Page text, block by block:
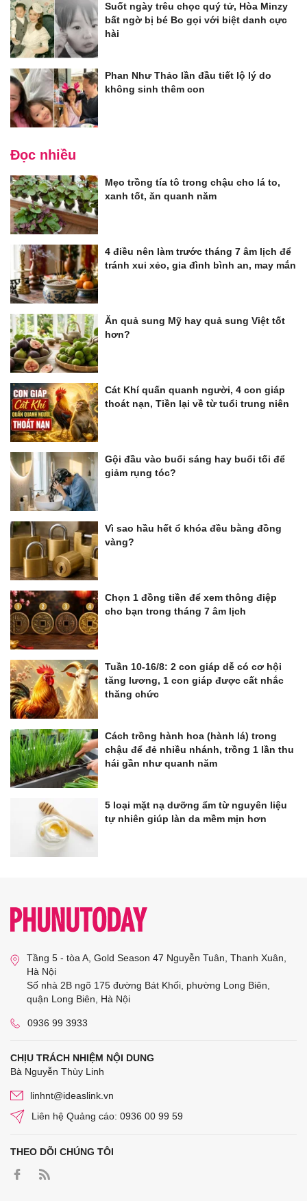
Suốt ngày trêu chọc quý tử, Hòa Minzy
bất ngờ bị bé Bo gọi với biệt danh cực
hài
Phan Như Thảo lần đầu tiết lộ lý do
không sinh thêm con
Đọc nhiều
Mẹo trồng tía tô trong chậu cho lá to,
xanh tốt, ăn quanh năm
4 điều nên làm trước tháng 7 âm lịch để
tránh xui xẻo, gia đình bình an, may mắn
Ăn quả sung Mỹ hay quả sung Việt tốt
hơn?
Cát Khí quấn quanh người, 4 con giáp
thoát nạn, Tiền lại về từ tuổi trung niên
Gội đầu vào buổi sáng hay buổi tối để
giảm rụng tóc?
Vì sao hầu hết ổ khóa đều bằng đồng
vàng?
Chọn 1 đồng tiền để xem thông điệp
cho bạn trong tháng 7 âm lịch
Tuần 10-16/8: 2 con giáp dễ có cơ hội
tăng lương, 1 con giáp được cất nhắc
thăng chức
Cách trồng hành hoa (hành lá) trong
chậu để đẻ nhiều nhánh, trồng 1 lần thu
hái gần như quanh năm
5 loại mặt nạ dưỡng ẩm từ nguyên liệu
tự nhiên giúp làn da mềm mịn hơn
Tầng 5 - tòa A, Gold Season 47 Nguyễn Tuân, Thanh Xuân,
Hà Nội
Số nhà 2B ngõ 175 đường Bát Khối, phường Long Biên,
quận Long Biên, Hà Nội
0936 99 3933
CHỊU TRÁCH NHIỆM NỘI DUNG
Bà Nguyễn Thùy Linh
linhnt@ideaslink.vn
Liên hệ Quảng cáo: 0936 00 99 59
THEO DÕI CHÚNG TÔI